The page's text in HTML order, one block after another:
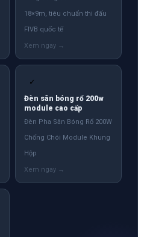
18×9m, tiêu chuẩn thi đấu
FIVB quốc tế
✓
Đèn sân bóng rổ 200w
module cao cấp
Đèn Pha Sân Bóng Rổ 200W
Chống Chói Module Khung
Hộp